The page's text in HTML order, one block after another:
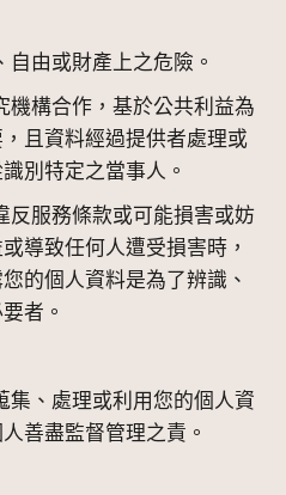
由或財產上之危險。
機構合作，基於公共利益為
且資料經過提供者處理或
別特定之當事人。
反服務條款或可能損害或妨
導致任何人遭受損害時，
的個人資料是為了辨識、
者。
集、處理或利用您的個人資
善盡監督管理之責。